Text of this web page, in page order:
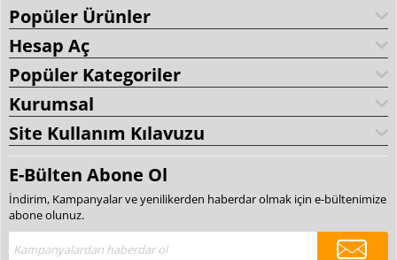
Popüler Ürünler
Hesap Aç
Popüler Kategoriler
Kurumsal
Site Kullanım Kılavuzu
E-Bülten Abone Ol
İndirim, Kampanyalar ve yenilikerden haberdar olmak için e-bültenimize
abone olunuz.